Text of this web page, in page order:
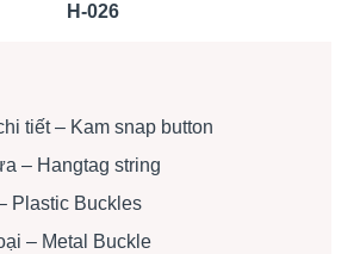
H-026
tiết – Kam snap button
– Hangtag string
Plastic Buckles
– Metal Buckle